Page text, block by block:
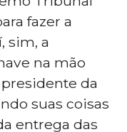
fazer a
sim, a
na mão
da
suas coisas
entrega das